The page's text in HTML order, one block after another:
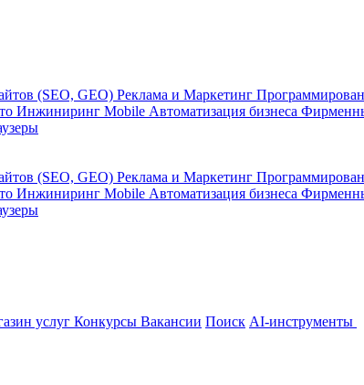
(SEO, GEO) Реклама и Маркетинг
Инжиниринг Mobile Автоматизация бизнеса
(SEO, GEO) Реклама и Маркетинг
Инжиниринг Mobile Автоматизация бизнеса
услуг Конкурсы Вакансии Поиск AI-инструменты